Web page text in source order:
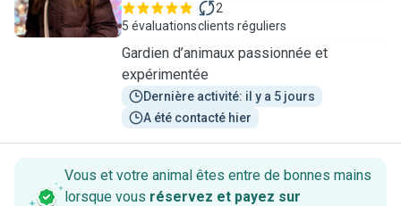
5 évaluations
2
clients réguliers
Gardien d’animaux passionnée et
expérimentée
Dernière activité: il y a 5 jours
A été contacté hier
Vous et votre animal êtes entre de bonnes mains
lorsque vous réservez et payez sur